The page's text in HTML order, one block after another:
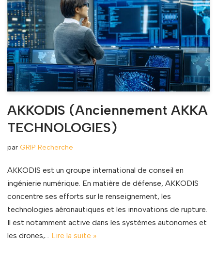
AKKODIS (Anciennement AKKA
TECHNOLOGIES)
par GRIP Recherche
AKKODIS est un groupe international de conseil en
ingénierie numérique. En matière de défense, AKKODIS
concentre ses efforts sur le renseignement, les
technologies aéronautiques et les innovations de rupture.
Il est notamment active dans les systèmes autonomes et
les drones,… Lire la suite »